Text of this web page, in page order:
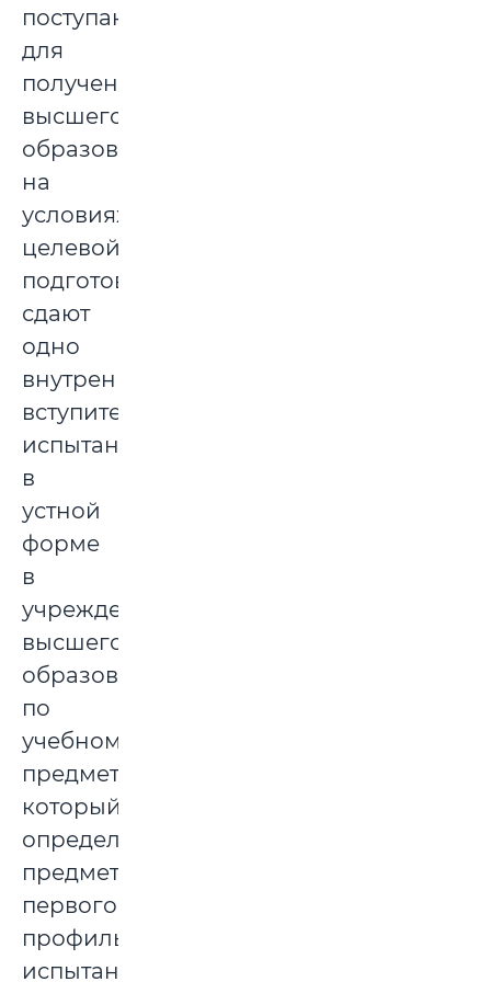
поступающие
для
получения
высшего
образования
на
условиях
целевой
подготовки,
сдают
одно
внутреннее
вступительное
испытание
в
устной
форме
в
учреждении
высшего
образования
по
учебному
предмету,
который
определен
предметом
первого
профильного
испытания